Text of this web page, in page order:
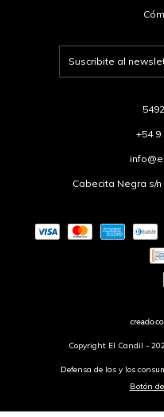
+54 9
Cabecita Negra s/
Copyright El Candil -
Defensa de las y los
Botón